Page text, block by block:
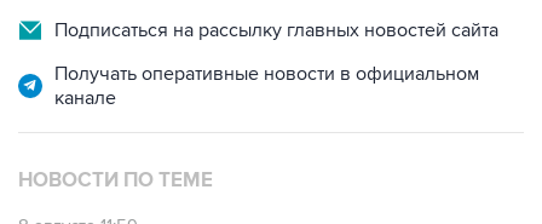
Подписаться на рассылку главных новостей сайта
Получать оперативные новости в официальном
канале
НОВОСТИ ПО ТЕМЕ